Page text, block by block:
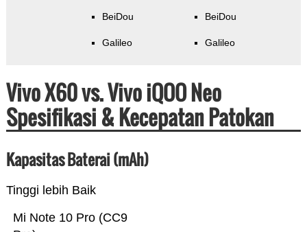
BeiDou
Galileo
BeiDou
Galileo
Vivo X60 vs. Vivo iQOO Neo
Spesifikasi & Kecepatan Patokan
Kapasitas Baterai (mAh)
Tinggi lebih Baik
Mi Note 10 Pro (CC9